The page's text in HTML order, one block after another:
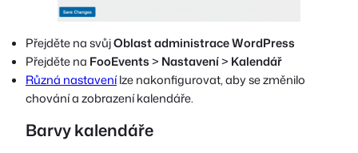
Přejděte na svůjOblast administrace WordPress
Přejděte na FooEvents> Nastavení> Kalendář
Různá nastavenílze nakonfigurovat, aby se změnilo
chování a zobrazení kalendáře.
Barvy kalendáře